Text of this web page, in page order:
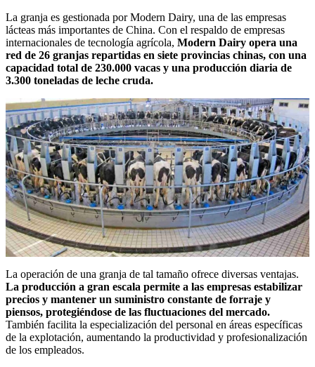
La granja es gestionada por Modern Dairy, una de las empresas
lácteas más importantes de China. Con el respaldo de empresas
internacionales de tecnología agrícola, Modern Dairy opera una
red de 26 granjas repartidas en siete provincias chinas, con una
capacidad total de 230.000 vacas y una producción diaria de
3.300 toneladas de leche cruda.
La operación de una granja de tal tamaño ofrece diversas ventajas.
La producción a gran escala permite a las empresas estabilizar
precios y mantener un suministro constante de forraje y
piensos, protegiéndose de las fluctuaciones del mercado.
También facilita la especialización del personal en áreas específicas
de la explotación, aumentando la productividad y profesionalización
de los empleados.